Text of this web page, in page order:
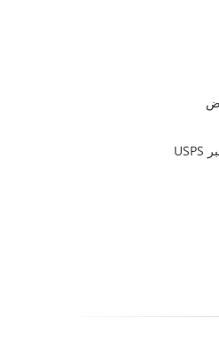
نحن نقدم شحنًا قياسيًا مجانيًا لجميع طلبات الجوارب المريحة المريحة داخل الولايات المتحدة. عادةً ما يتم معالجة الطلبات في غضون 1-2 أيام عمل ويتم شحنها عبر USPS